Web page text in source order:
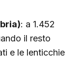
: a 1.452
il resto
e le lenticchie